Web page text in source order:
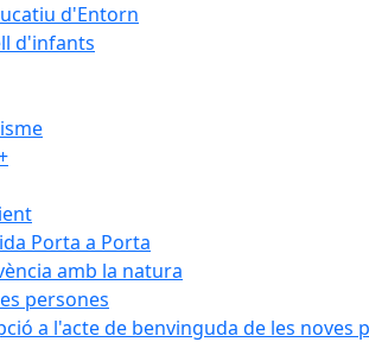
d'Entorn
d'infants
Porta a Porta
amb la natura
persones
a l'acte de benvinguda de les noves